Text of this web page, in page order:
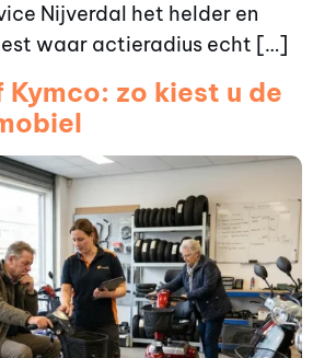
Nijverdal het helder en
waar actieradius echt […]
Kymco: zo kiest u de